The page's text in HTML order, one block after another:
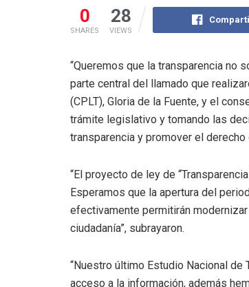
0
SHARES
28
VIEWS
“Queremos que la transparencia no
parte central del llamado que
(CPLT), Gloria de la Fuente, y el
trámite legislativo y tomando las
transparencia y promover el
“El proyecto de ley de
Esperamos que la apertura del
efectivamente permitirán
ciudadanía”, subrayaron.
“Nuestro último Estudio Nacional
acceso a la información, además